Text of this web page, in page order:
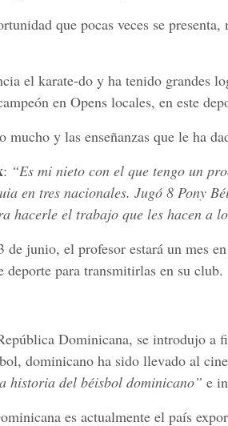
que pocas veces se presenta,
el karate-do y ha tenido grandes
en Opens locales, en este
y las enseñanzas que le ha
: “Es mi nieto con el que tengo un
en tres nacionales. Jugó 8 Pony
hacerle el trabajo que les hacen a
junio, el profesor estará un mes
deporte para transmitirlas en su club.
Dominicana, se introdujo
dominicano ha sido llevado al
historia del béisbol dominicano” e
es actualmente el país